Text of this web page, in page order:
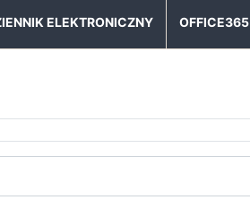
ELEKTRONICZNY OFFICE365